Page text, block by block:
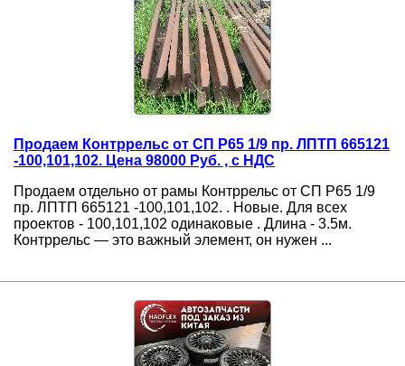
Продаем Контррельс от СП Р65 1/9 пр. ЛПТП 665121
-100,101,102. Цена 98000 Руб. , с НДС
Продаем отдельно от рамы Контррельс от СП Р65 1/9
пр. ЛПТП 665121 -100,101,102. . Новые. Для всех
проектов - 100,101,102 одинаковые . Длина - 3.5м.
Контррельс — это важный элемент, он нужен ...